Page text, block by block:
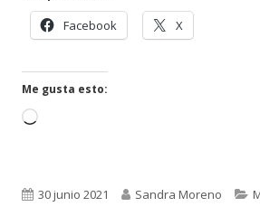
Facebook
en
X
en
Me gusta esto:
Cargando...
Publicado
30 junio 2021 Autor
Sandra Moreno